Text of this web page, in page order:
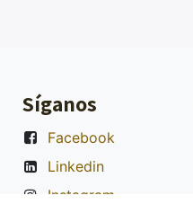
Síganos
Facebook
Linkedin
Instagram